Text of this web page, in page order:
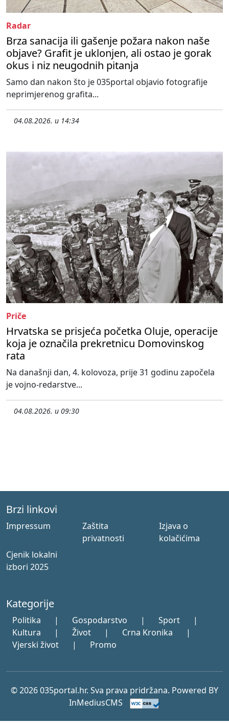
Radar
Brza sanacija ili gašenje požara nakon naše
objave? Grafit je uklonjen, ali ostao je gorak
okus i niz neugodnih pitanja
Samo dan nakon što je 035portal objavio fotografije
neprimjerenog grafita...
04.08.2026. u 14:34
Priče
Hrvatska se prisjeća početka Oluje, operacije
koja je označila prekretnicu Domovinskog
rata
Na današnji dan, 4. kolovoza, prije 31 godinu započela
je vojno-redarstve...
04.08.2026. u 09:30
Brzi linkovi
Impressum
Zaštita
privatnosti
Izjava o
kolačićima
Cjenik lokalni
izbori 2025
Kategorije
Politika | Gospodarstvo | Sport
|
Kultura
| Život | Crna Kronika
|
Vjerski život
| Promo
© 2026 035portal.hr. Sva prava pridržana. Powered BY
InMediusCMS